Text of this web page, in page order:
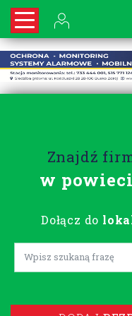
Znajdź
w
Dołącz do
Lorem ipsum